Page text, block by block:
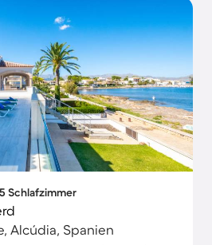
5 Schlafzimmer
Alcúdia, Spanien